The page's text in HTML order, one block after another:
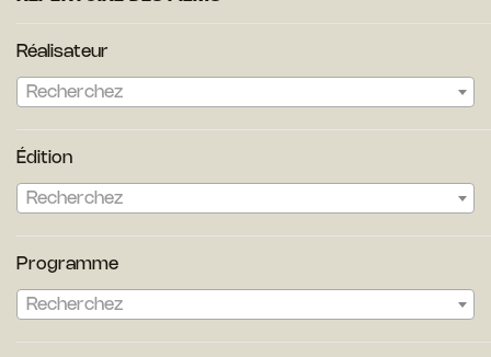
Réalisateur
Recherchez
Édition
Recherchez
Programme
Recherchez